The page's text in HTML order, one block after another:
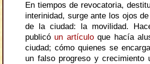
En tiempos de revocatoria,
interinidad, surge ante los ojos
de la ciudad: la movilidad.
publicó un artículoque hacía
ciudad; cómo quienes se
un falso progreso y crecimiento